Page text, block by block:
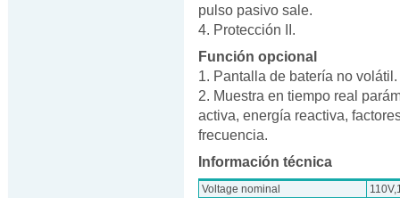
pulso pasivo sale.
4. Protección II.
Función opcional
1. Pantalla de batería no volátil.
2. Muestra en tiempo real
activa, energía reactiva,
frecuencia.
Información técnica
Voltage nominal